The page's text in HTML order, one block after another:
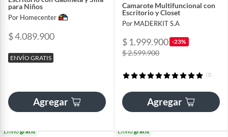
para Niños
Por Homecenter
$ 4.089.900
ENVÍO GRATIS
Agregar
Camarote Multifuncional con
Escritorio y Closet
Por MADERKIT S.A
$ 1.999.900 -23%
$ 2.599.900
(2)
Agregar
Envíogratis Envíogratis